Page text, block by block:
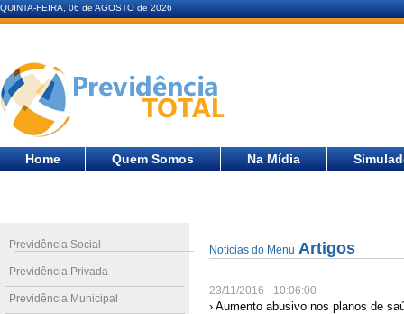
QUINTA-FEIRA, 06 de AGOSTO de 2026
Home Quem Somos Na Mídia
Previdência Social
Previdência Privada
Previdência Municipal
Notícias do Menu Artigos
23/11/2016 - 10:06:00
› Aumento abusivo nos planos de